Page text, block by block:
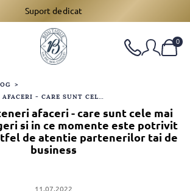
Suport dedicat
0
>
CADOURI PARTENERI AFACERI - CARE SUNT CELE MAI INSPIRATE ALEGERI SI IN CE MOMENTE ESTE POTRIVIT SA TRIMITI O ASTFEL DE ATENTIE PARTENERILOR TAI DE BUSINESS
afaceri - care sunt cele mai
si in ce momente este potrivit
de atentie partenerilor tai de
business
11.07.2022